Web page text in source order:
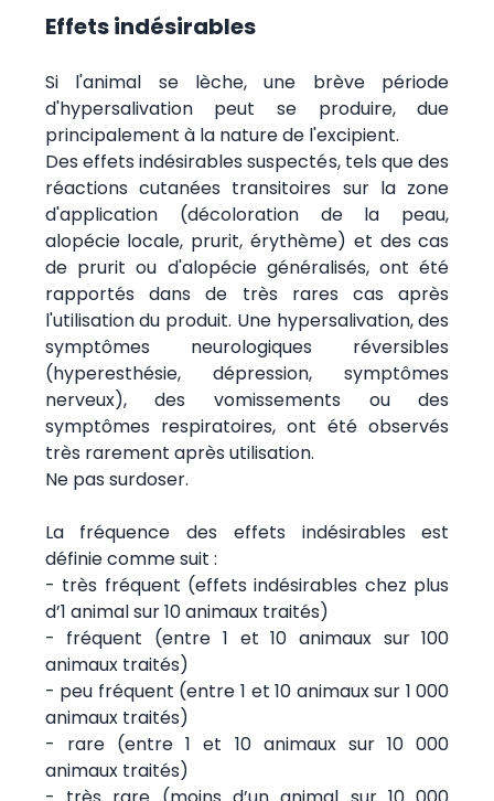
Effets indésirables
Si l'animal se lèche, une brève période
d'hypersalivation peut se produire, due
principalement à la nature de l'excipient.
Des effets indésirables suspectés, tels que des
réactions cutanées transitoires sur la zone
d'application (décoloration de la peau,
alopécie locale, prurit, érythème) et des cas
de prurit ou d'alopécie généralisés, ont été
rapportés dans de très rares cas après
l'utilisation du produit. Une hypersalivation, des
symptômes neurologiques réversibles
(hyperesthésie, dépression, symptômes
nerveux), des vomissements ou des
symptômes respiratoires, ont été observés
très rarement après utilisation.
Ne pas surdoser.
La fréquence des effets indésirables est
définie comme suit :
- très fréquent (effets indésirables chez plus
d’1 animal sur 10 animaux traités)
- fréquent (entre 1 et 10 animaux sur 100
animaux traités)
- peu fréquent (entre 1 et 10 animaux sur 1 000
animaux traités)
- rare (entre 1 et 10 animaux sur 10 000
animaux traités)